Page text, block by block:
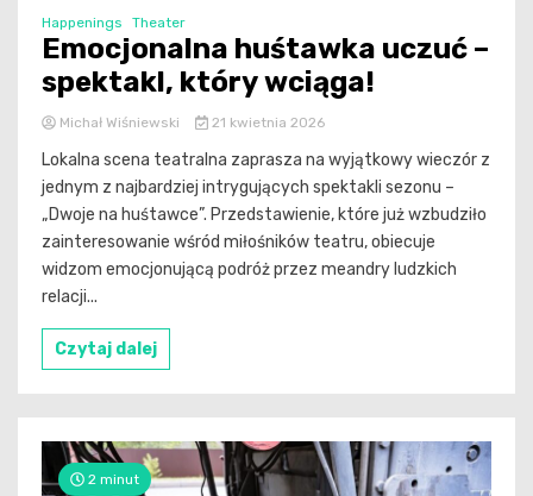
Happenings Theater
Emocjonalna huśtawka uczuć –
spektakl, który wciąga!
Michał Wiśniewski 21 kwietnia 2026
Lokalna scena teatralna zaprasza na wyjątkowy wieczór z
jednym z najbardziej intrygujących spektakli sezonu –
„Dwoje na huśtawce”. Przedstawienie, które już wzbudziło
zainteresowanie wśród miłośników teatru, obiecuje
widzom emocjonującą podróż przez meandry ludzkich
relacji...
Czytaj dalej
2 minut